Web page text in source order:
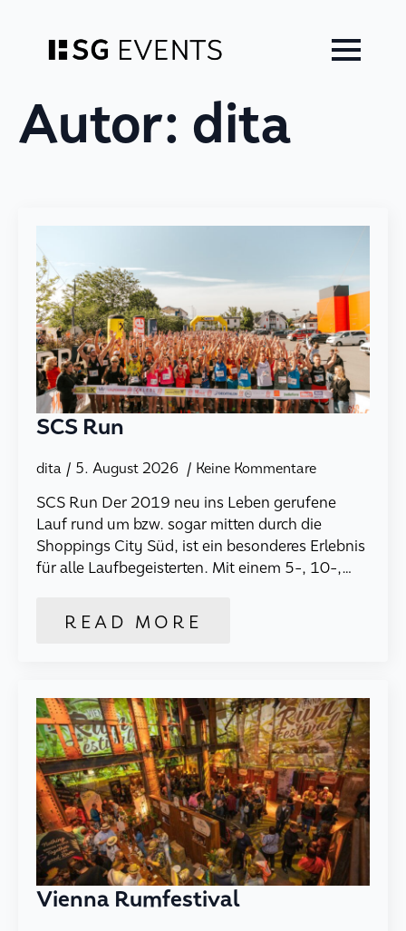
springen
Autor: dita
SCS Run
dita 5. August 2026 Keine Kommentare
SCS Run Der 2019 neu ins Leben gerufene
Lauf rund um bzw. sogar mitten durch die
Shoppings City Süd, ist ein besonderes Erlebnis
für alle Laufbegeisterten. Mit einem 5-, 10-,…
READ MORE
Vienna Rumfestival